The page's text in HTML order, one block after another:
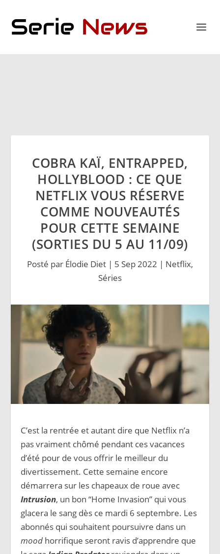
COBRA KAÏ, ENTRAPPED,
HOLLYBLOOD : CE QUE
NETFLIX VOUS RÉSERVE
COMME NOUVEAUTÉS
POUR CETTE SEMAINE
(SORTIES DU 5 AU 11/09)
Posté par Élodie Diet | 5 Sep 2022 | Netflix,
Séries
C’est la rentrée et autant dire que Netflix n’a
pas vraiment chômé pendant ces vacances
d’été pour de vous offrir le meilleur du
divertissement. Cette semaine encore
démarrera sur les chapeaux de roue avec
Intrusion, un bon “Home Invasion” qui vous
glacera le sang dès ce mardi 6 septembre. Les
abonnés qui souhaitent poursuivre dans un
mood horrifique seront ravis d’apprendre que